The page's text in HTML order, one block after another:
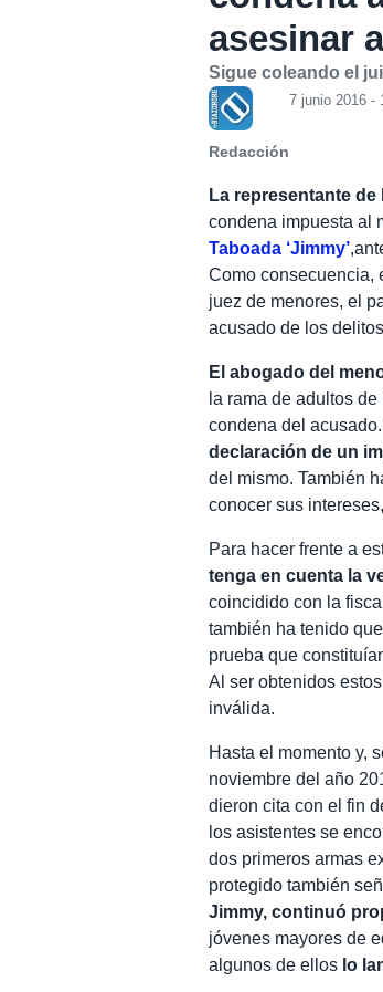
asesinar
Sigue coleando el
Redacción
7 junio 2016 -
La representante de
condena impuesta al
Taboada ‘Jimmy’
Como consecuencia,
juez de menores, el
acusado de los
El abogado del
la rama de adultos
condena del
declaración de un
del mismo. También
conocer sus
Para hacer frente a
tenga en cuenta la
coincidido con la
también ha tenido
prueba que
Al ser obtenidos
inválida.
Hasta el momento y,
noviembre del año
dieron cita con el fin
los asistentes se
dos primeros armas
protegido también
Jimmy, continuó
jóvenes mayores de
algunos de ellos lo